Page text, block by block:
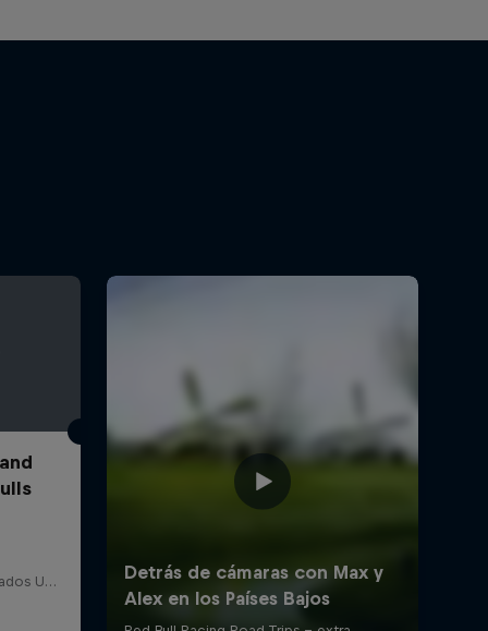
Detroit, Estados Unidos, Estados Unidos